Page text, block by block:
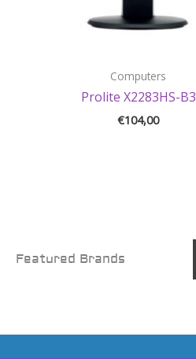
Computers
Prolite X2283HS-B3
€104,00
Featured Brands